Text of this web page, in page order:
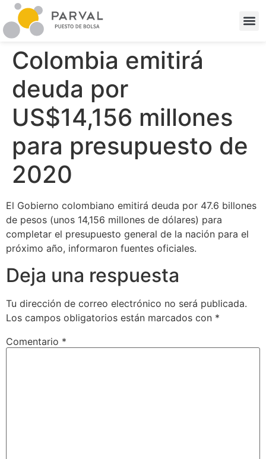
Colombia emitirá
deuda por
US$14,156 millones
para presupuesto de
2020
El Gobierno colombiano emitirá deuda por 47.6 billones
de pesos (unos 14,156 millones de dólares) para
completar el presupuesto general de la nación para el
próximo año, informaron fuentes oficiales.
Deja una respuesta
Tu dirección de correo electrónico no será publicada.
Los campos obligatorios están marcados con *
Comentario *